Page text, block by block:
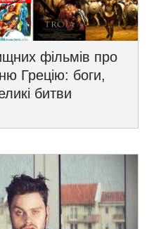
фільмів про
Грецію: боги,
битви